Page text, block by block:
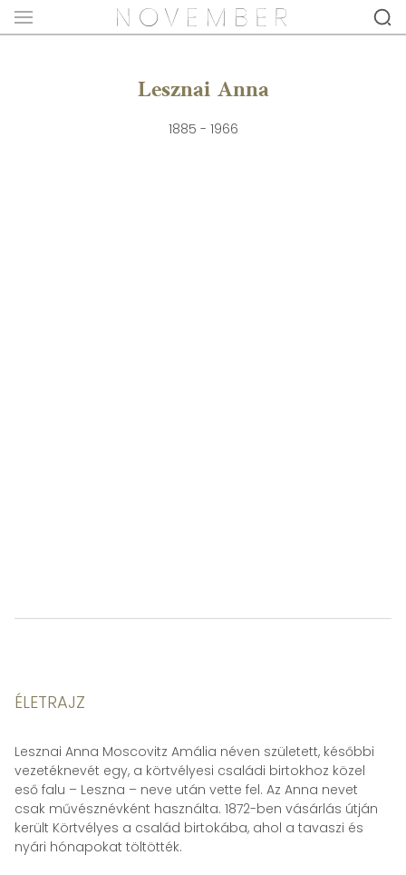
Lesznai Anna
1885 - 1966
ÉLETRAJZ
Lesznai Anna Moscovitz Amália néven született, későbbi
vezetéknevét egy, a körtvélyesi családi birtokhoz közel
eső falu – Leszna – neve után vette fel. Az Anna nevet
csak művésznévként használta. 1872-ben vásárlás útján
került Körtvélyes a család birtokába, ahol a tavaszi és
nyári hónapokat töltötték.